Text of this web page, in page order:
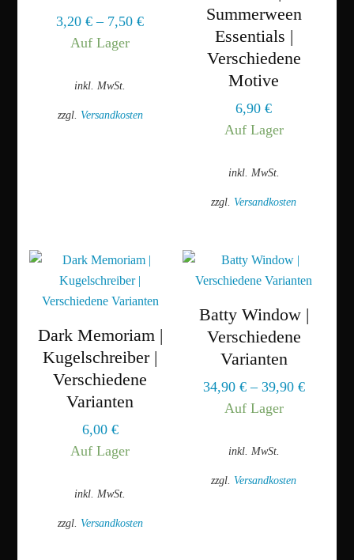
3,20€ – 7,50€
Auf Lager
inkl. MwSt.
zzgl. Versandkosten
Die
Optionen
können
Produktseite
gewählt
werden
Summerween
Essentials |
Verschiedene
Motive
6,90€
Auf Lager
inkl. MwSt.
zzgl. Versandkosten
weist
mehrere
Varianten
auf.
können
auf
Produktseite
gewählt
Dark Memoriam |
Kugelschreiber |
Verschiedene
Varianten
6,00 €
Auf Lager
inkl. MwSt.
zzgl. Versandkosten
Batty Window |
Verschiedene
Varianten
34,90 €– 39,90 €
Auf Lager
inkl. MwSt.
zzgl. Versandkosten